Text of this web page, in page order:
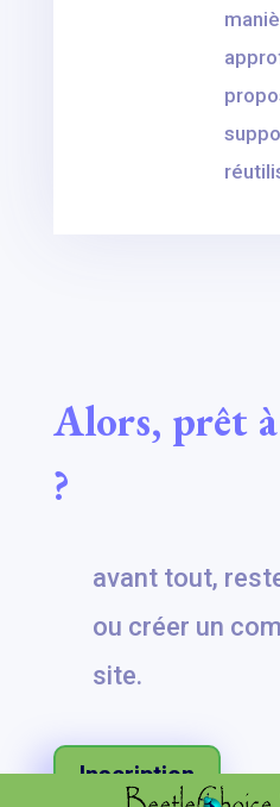
Alors, prêt
?
avant tout,
ou créer un
site.
Inscription